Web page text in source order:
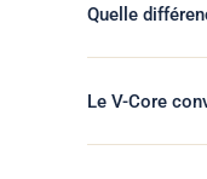
Quelle
Le V-Core